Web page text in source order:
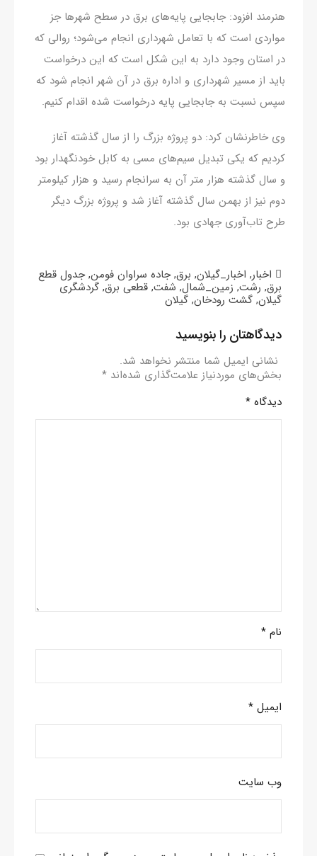
هنرمند افزود: جابجایی پایه‌های برق در سطح شهرها جز
مواردی است که با تعامل شهرداری انجام می‌شود؛ روالی که
در استان وجود دارد به این شکل است که این درخواست
باید از مسیر شهرداری و اداره برق در آن شهر انجام شود که
سپس نسبت به جابجایی پایه درخواست شده اقدام کنیم.
وی خاطرنشان کرد: دو پروژه بزرگ را از سال گذشته آغاز
کردیم که یکی تبدیل سیم‌های مسی به کابل خودنگهدار بود
و سال گذشته هزار متر آن به سرانجام رسید و هزار کیلومتر
دوم نیز از بهمن سال گذشته آغاز شد و پروژه بزرگ دیگر
طرح تاب‌آوری جهادی بود.
اخبار, اخبار_گیلان, برق,جاده سراوان فومن,جدول قطع
برق, رشت, زمین_شمال, شفت, قطعی برق, گردشگری
گیلان, گشت رودخان, گیلان
دیدگاهتان را بنویسید
نشانی ایمیل شما منتشر نخواهد شد.
بخش‌های موردنیاز علامت‌گذاری شده‌اند *
دیدگاه *
نام *
ایمیل *
وب‌ سایت